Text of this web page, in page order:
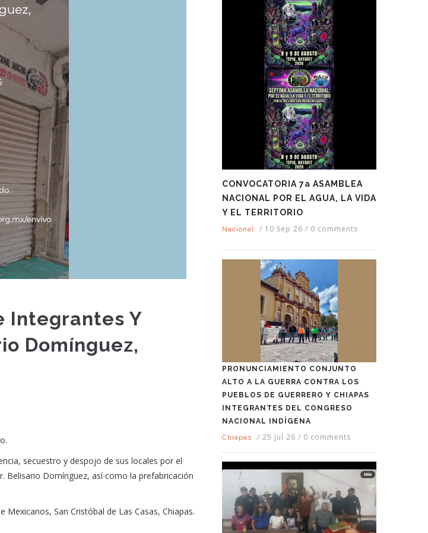
Integrantes Y
Domínguez,
secuestro y despojo de sus locales por el
Belisario Domínguez, así como la prefabricación
San Cristóbal de Las Casas, Chiapas.
CONVOCATORIA 7a ASAMBLEA
NACIONAL POR EL AGUA, LA VIDA
Y EL TERRITORIO
Nacional / 10 Sep 26 / 0 comments
PRONUNCIAMIENTO CONJUNTO
ALTO A LA GUERRA CONTRA LOS
PUEBLOS DE GUERRERO Y CHIAPAS
INTEGRANTES DEL CONGRESO
NACIONAL INDÍGENA
Chiapas
/ 25 Jul 26 / 0 comments